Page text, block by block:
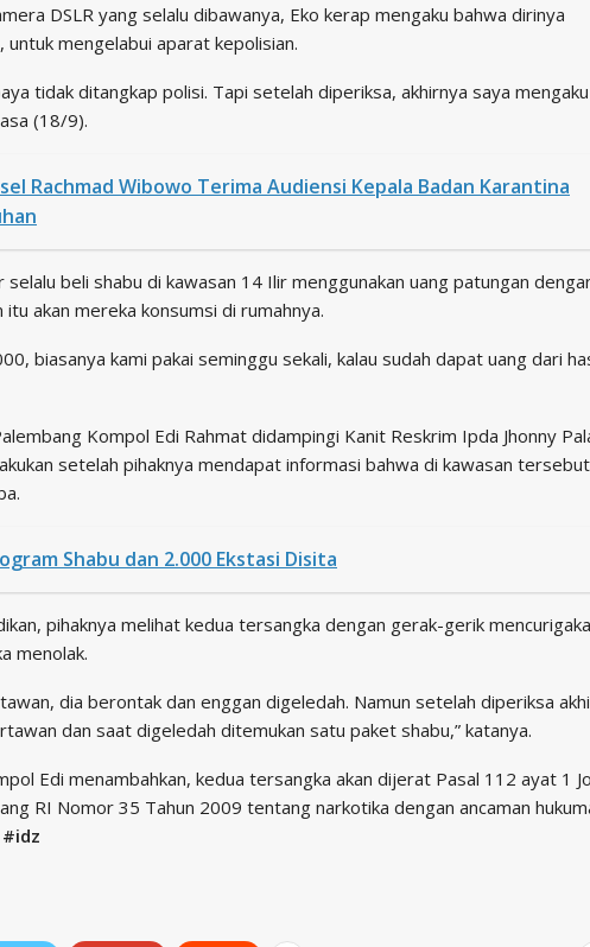
DSLR yang selalu dibawanya, Eko kerap mengaku bahwa dirinya
mengelabui aparat kepolisian.
tidak ditangkap polisi. Tapi setelah diperiksa, akhirnya saya mengaku
(18/9).
Rachmad Wibowo Terima Audiensi Kepala Badan Karantina
beli shabu di kawasan 14 Ilir menggunakan uang patungan
akan mereka konsumsi di rumahnya.
biasanya kami pakai seminggu sekali, kalau sudah dapat uang dari
Kompol Edi Rahmat didampingi Kanit Reskrim Ipda Jhonny
setelah pihaknya mendapat informasi bahwa di kawasan tersebut
Shabu dan 2.000 Ekstasi Disita
pihaknya melihat kedua tersangka dengan gerak-gerik
menolak.
dia berontak dan enggan digeledah. Namun setelah diperiksa
dan saat digeledah ditemukan satu paket shabu,” katanya.
Edi menambahkan, kedua tersangka akan dijerat Pasal 112 ayat 1 Jo
RI Nomor 35 Tahun 2009 tentang narkotika dengan ancaman
#idz